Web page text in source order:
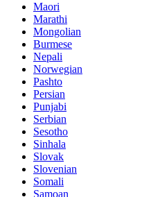
Maori
Marathi
Mongolian
Burmese
Nepali
Norwegian
Pashto
Persian
Punjabi
Serbian
Sesotho
Sinhala
Slovak
Slovenian
Somali
Samoan